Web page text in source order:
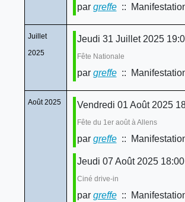
par greffe::
Juillet
2025
Jeudi 31 Juillet 2025
Fête Nationale
par greffe::
Août 2025 Vendredi 01 Août 2025
Fête du 1er août à Allens
par greffe::
Jeudi 07 Août 2025 18:00
Ciné drive-in
par greffe::